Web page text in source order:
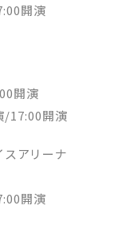
開演
開演
/17:00開演
アリーナ
開演